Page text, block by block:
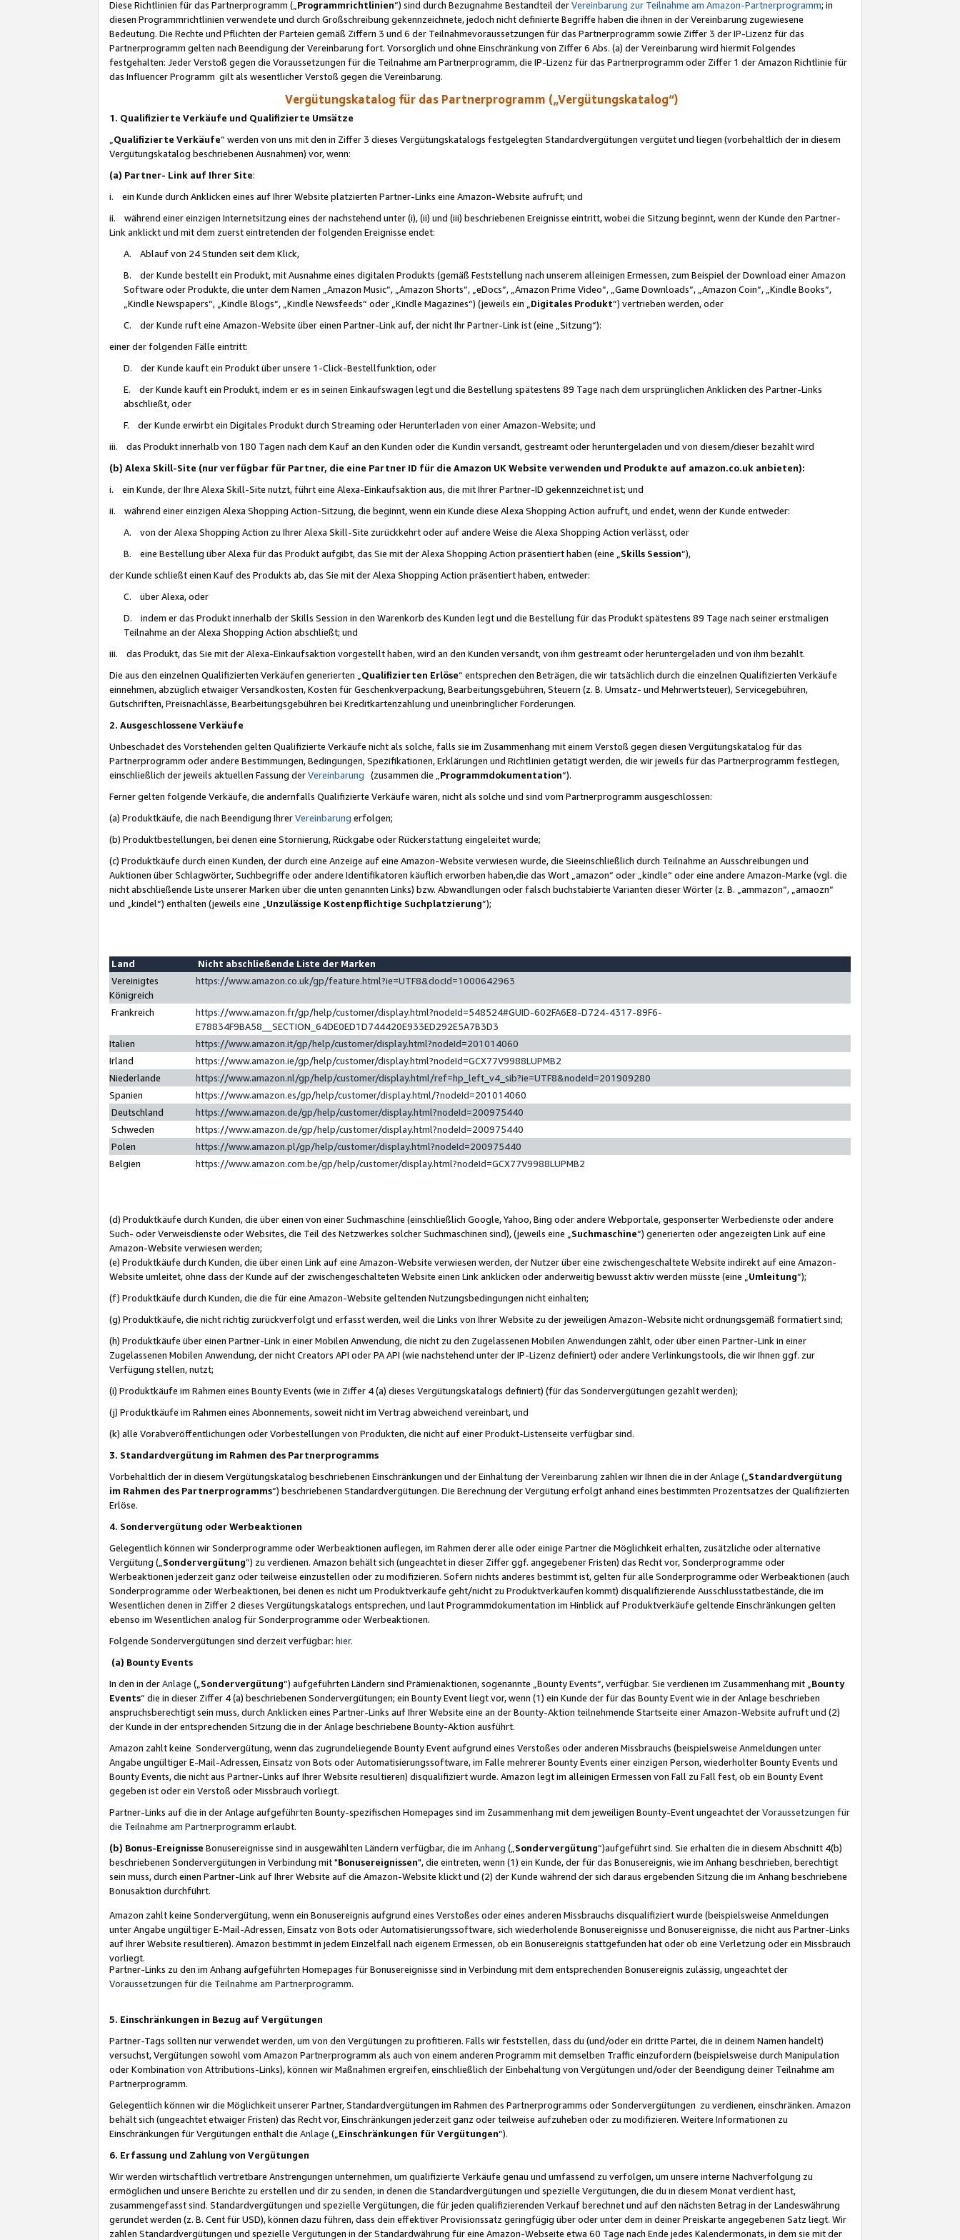
Diese Richtlinien für das Partnerprogramm („Programmrichtlinien“) sind durch Bezugnahme Bestandteil derVereinbarung zur Teilnahme am Amazon-Partnerprogramm; in
diesen Programmrichtlinien verwendete und durch Großschreibung gekennzeichnete, jedoch nicht definierte Begriffe haben die ihnen in der Vereinbarung zugewiesene
Bedeutung. Die Rechte und Pflichten der Parteien gemäß Ziffern 3 und 6 der Teilnahmevoraussetzungen für das Partnerprogramm sowie Ziffer 3 der IP-Lizenz für das
Partnerprogramm gelten nach Beendigung der Vereinbarung fort. Vorsorglich und ohne Einschränkung von Ziffer 6 Abs. (a) der Vereinbarung wird hiermit Folgendes
festgehalten: Jeder Verstoß gegen die Voraussetzungen für die Teilnahme am Partnerprogramm, die IP-Lizenz für das Partnerprogramm oder Ziffer 1 der Amazon Richtlinie für
das Influencer Programm gilt als wesentlicher Verstoß gegen die Vereinbarung.
Vergütungskatalog für das Partnerprogramm („Vergütungskatalog“)
1. Qualifizierte Verkäufe und Qualifizierte Umsätze
Qualifizierte Verkäufe“ werden von uns mit den in Ziffer 3 dieses Vergütungskatalogs festgelegten Standardvergütungen vergütet und liegen (vorbehaltlich der in diesem
Vergütungskatalog beschriebenen Ausnahmen) vor, wenn:
(a) Partner- Link auf Ihrer Site:
i. ein Kunde durch Anklicken eines auf Ihrer Website platzierten Partner-Links eine Amazon-Website aufruft; und
ii. während einer einzigen Internetsitzung eines der nachstehend unter (i), (ii) und (iii) beschriebenen Ereignisse eintritt, wobei die Sitzung beginnt, wenn der Kunde den Partner-
Link anklickt und mit dem zuerst eintretenden der folgenden Ereignisse endet:
A. Ablauf von 24 Stunden seit dem Klick,
B. der Kunde bestellt ein Produkt, mit Ausnahme eines digitalen Produkts (gemäß Feststellung nach unserem alleinigen Ermessen, zum Beispiel der Download einer Amazon
Software oder Produkte, die unter dem Namen „Amazon Music“, „Amazon Shorts“, „eDocs“, „Amazon Prime Video“, „Game Downloads“, „Amazon Coin“, „Kindle Books“,
„Kindle Newspapers“, „Kindle Blogs“, „Kindle Newsfeeds“ oder „Kindle Magazines“) (jeweils ein „ Digitales Produkt“) vertrieben werden, oder
C. der Kunde ruft eine Amazon-Website über einen Partner-Link auf, der nicht Ihr Partner-Link ist (eine „Sitzung“):
einer der folgenden Fälle eintritt:
D. der Kunde kauft ein Produkt über unsere 1-Click-Bestellfunktion, oder
E. der Kunde kauft ein Produkt, indem er es in seinen Einkaufswagen legt und die Bestellung spätestens 89 Tage nach dem ursprünglichen Anklicken des Partner-Links
abschließt, oder
F. der Kunde erwirbt ein Digitales Produkt durch Streaming oder Herunterladen von einer Amazon-Website; und
iii. das Produkt innerhalb von 180 Tagen nach dem Kauf an den Kunden oder die Kundin versandt, gestreamt oder heruntergeladen und von diesem/dieser bezahlt wird
(b) Alexa Skill-Site (nur verfügbar für Partner, die eine Partner ID für die Amazon UK Website verwenden und Produkte auf amazon.co.uk anbieten):
i. ein Kunde, der Ihre Alexa Skill-Site nutzt, führt eine Alexa-Einkaufsaktion aus, die mit Ihrer Partner-ID gekennzeichnet ist; und
ii. während einer einzigen Alexa Shopping Action-Sitzung, die beginnt, wenn ein Kunde diese Alexa Shopping Action aufruft, und endet, wenn der Kunde entweder:
A. von der Alexa Shopping Action zu Ihrer Alexa Skill-Site zurückkehrt oder auf andere Weise die Alexa Shopping Action verlässt, oder
B. eine Bestellung über Alexa für das Produkt aufgibt, das Sie mit der Alexa Shopping Action präsentiert haben (eine „ Skills Session“),
der Kunde schließt einen Kauf des Produkts ab, das Sie mit der Alexa Shopping Action präsentiert haben, entweder:
C. über Alexa, oder
D. indem er das Produkt innerhalb der Skills Session in den Warenkorb des Kunden legt und die Bestellung für das Produkt spätestens 89 Tage nach seiner erstmaligen
Teilnahme an der Alexa Shopping Action abschließt; und
iii. das Produkt, das Sie mit der Alexa-Einkaufsaktion vorgestellt haben, wird an den Kunden versandt, von ihm gestreamt oder heruntergeladen und von ihm bezahlt.
Die aus den einzelnen Qualifizierten Verkäufen generierten „ Qualifizierten Erlöse“ entsprechen den Beträgen, die wir tatsächlich durch die einzelnen Qualifizierten Verkäufe
einnehmen, abzüglich etwaiger Versandkosten, Kosten für Geschenkverpackung, Bearbeitungsgebühren, Steuern (z. B. Umsatz- und Mehrwertsteuer), Servicegebühren,
Gutschriften, Preisnachlässe, Bearbeitungsgebühren bei Kreditkartenzahlung und uneinbringlicher Forderungen.
2. Ausgeschlossene Verkäufe
Unbeschadet des Vorstehenden gelten Qualifizierte Verkäufe nicht als solche, falls sie im Zusammenhang mit einem Verstoß gegen diesen Vergütungskatalog für das
Partnerprogramm oder andere Bestimmungen, Bedingungen, Spezifikationen, Erklärungen und Richtlinien getätigt werden, die wir jeweils für das Partnerprogramm festlegen,
einschließlich der jeweils aktuellen Fassung derVereinbarung (zusammen die „ Programmdokumentation“).
Ferner gelten folgende Verkäufe, die andernfalls Qualifizierte Verkäufe wären, nicht als solche und sind vom Partnerprogramm ausgeschlossen:
(a) Produktkäufe, die nach Beendigung IhrerVereinbarung erfolgen;
(b) Produktbestellungen, bei denen eine Stornierung, Rückgabe oder Rückerstattung eingeleitet wurde;
(c) Produktkäufe durch einen Kunden, der durch eine Anzeige auf eine Amazon-Website verwiesen wurde, die Sieeinschließlich durch Teilnahme an Ausschreibungen und
Auktionen über Schlagwörter, Suchbegriffe oder andere Identifikatoren käuflich erworben haben,die das Wort „amazon“ oder „kindle“ oder eine andere Amazon-Marke (vgl. die
nicht abschließende Liste unserer Marken über die unten genannten Links) bzw. Abwandlungen oder falsch buchstabierte Varianten dieser Wörter (z. B. „ammazon“, „amaozn“
und „kindel“) enthalten (jeweils eine „ Unzulässige Kostenpflichtige Suchplatzierung”);
Land
Nicht abschließende Liste der Marken
Vereinigtes
Königreich
https://www.amazon.co.uk/gp/feature.html?ie=UTF8&docId=1000642963
Frankreich
https://www.amazon.fr/gp/help/customer/display.html?nodeId=548524#GUID-602FA6E8-D724-4317-89F6-
E78834F9BA58__SECTION_64DE0ED1D744420E933ED292E5A7B3D3
Italien
https://www.amazon.it/gp/help/customer/display.html?nodeId=201014060
Irland
https://www.amazon.ie/gp/help/customer/display.html?nodeId=GCX77V9988LUPMB2
Niederlande
https://www.amazon.nl/gp/help/customer/display.html/ref=hp_left_v4_sib?ie=UTF8&nodeId=201909280
Spanien
https://www.amazon.es/gp/help/customer/display.html/?nodeId=201014060
Deutschland
https://www.amazon.de/gp/help/customer/display.html?nodeId=200975440
Schweden
https://www.amazon.de/gp/help/customer/display.html?nodeId=200975440
Polen
https://www.amazon.pl/gp/help/customer/display.html?nodeId=200975440
Belgien
https://www.amazon.com.be/gp/help/customer/display.html?nodeId=GCX77V9988LUPMB2
(d) Produktkäufe durch Kunden, die über einen von einer Suchmaschine (einschließlich Google, Yahoo, Bing oder andere Webportale, gesponserter Werbedienste oder andere
Such- oder Verweisdienste oder Websites, die Teil des Netzwerkes solcher Suchmaschinen sind), (jeweils eine „ Suchmaschine“) generierten oder angezeigten Link auf eine
Amazon-Website verwiesen werden;
(e) Produktkäufe durch Kunden, die über einen Link auf eine Amazon-Website verwiesen werden, der Nutzer über eine zwischengeschaltete Website indirekt auf eine Amazon-
Website umleitet, ohne dass der Kunde auf der zwischengeschalteten Website einen Link anklicken oder anderweitig bewusst aktiv werden müsste (eine „ Umleitung“);
(f) Produktkäufe durch Kunden, die die für eine Amazon-Website geltenden Nutzungsbedingungen nicht einhalten;
(g) Produktkäufe, die nicht richtig zurückverfolgt und erfasst werden, weil die Links von Ihrer Website zu der jeweiligen Amazon-Website nicht ordnungsgemäß formatiert sind;
(h) Produktkäufe über einen Partner-Link in einer Mobilen Anwendung, die nicht zu den Zugelassenen Mobilen Anwendungen zählt, oder über einen Partner-Link in einer
Zugelassenen Mobilen Anwendung, der nicht Creators API oder PA API (wie nachstehend unter der IP-Lizenz definiert) oder andere Verlinkungstools, die wir Ihnen ggf. zur
Verfügung stellen, nutzt;
(i) Produktkäufe im Rahmen eines Bounty Events (wie in Ziffer 4 (a) dieses Vergütungskatalogs definiert) (für das Sondervergütungen gezahlt werden);
(j) Produktkäufe im Rahmen eines Abonnements, soweit nicht im Vertrag abweichend vereinbart, und
(k) alle Vorabveröffentlichungen oder Vorbestellungen von Produkten, die nicht auf einer Produkt-Listenseite verfügbar sind.
3. Standardvergütung im Rahmen des Partnerprogramms
Vorbehaltlich der in diesem Vergütungskatalog beschriebenen Einschränkungen und der Einhaltung derVereinbarung zahlen wir Ihnen die in derAnlage („ Standardvergütung
im Rahmen des Partnerprogramms“) beschriebenen Standardvergütungen. Die Berechnung der Vergütung erfolgt anhand eines bestimmten Prozentsatzes der Qualifizierten
Erlöse.
4. Sondervergütung oder Werbeaktionen
Gelegentlich können wir Sonderprogramme oder Werbeaktionen auflegen, im Rahmen derer alle oder einige Partner die Möglichkeit erhalten, zusätzliche oder alternative
Vergütung („ Sondervergütung”) zu verdienen. Amazon behält sich (ungeachtet in dieser Ziffer ggf. angegebener Fristen) das Recht vor, Sonderprogramme oder
Werbeaktionen jederzeit ganz oder teilweise einzustellen oder zu modifizieren. Sofern nichts anderes bestimmt ist, gelten für alle Sonderprogramme oder Werbeaktionen (auch
Sonderprogramme oder Werbeaktionen, bei denen es nicht um Produktverkäufe geht/nicht zu Produktverkäufen kommt) disqualifizierende Ausschlusstatbestände, die im
Wesentlichen denen in Ziffer 2 dieses Vergütungskatalogs entsprechen, und laut Programmdokumentation im Hinblick auf Produktverkäufe geltende Einschränkungen gelten
ebenso im Wesentlichen analog für Sonderprogramme oder Werbeaktionen.
Folgende Sondervergütungen sind derzeit verfügbar: hier.
(a) Bounty Events
In den in derAnlage („ Sondervergütung“) aufgeführten Ländern sind Prämienaktionen, sogenannte „Bounty Events“, verfügbar. Sie verdienen im Zusammenhang mit „ Bounty
Events“ die in dieser Ziffer 4 (a) beschriebenen Sondervergütungen; ein Bounty Event liegt vor, wenn (1) ein Kunde der für das Bounty Event wie in der Anlage beschrieben
anspruchsberechtigt sein muss, durch Anklicken eines Partner-Links auf Ihrer Website eine an der Bounty-Aktion teilnehmende Startseite einer Amazon-Website aufruft und (2)
der Kunde in der entsprechenden Sitzung die in der Anlage beschriebene Bounty-Aktion ausführt.
Amazon zahlt keine Sondervergütung, wenn das zugrundeliegende Bounty Event aufgrund eines Verstoßes oder anderen Missbrauchs (beispielsweise Anmeldungen unter
Angabe ungültiger E-Mail-Adressen, Einsatz von Bots oder Automatisierungssoftware, im Falle mehrerer Bounty Events einer einzigen Person, wiederholter Bounty Events und
Bounty Events, die nicht aus Partner-Links auf Ihrer Website resultieren) disqualifiziert wurde. Amazon legt im alleinigen Ermessen von Fall zu Fall fest, ob ein Bounty Event
gegeben ist oder ein Verstoß oder Missbrauch vorliegt.
Partner-Links auf die in der Anlage aufgeführten Bounty-spezifischen Homepages sind im Zusammenhang mit dem jeweiligen Bounty-Event ungeachtet derVoraussetzungen für
die Teilnahme am Partnerprogramm erlaubt.
(b) Bonus-Ereignisse Bonusereignisse sind in ausgewählten Ländern verfügbar, die im Anhang („ Sondervergütung“)aufgeführt sind. Sie erhalten die in diesem Abschnitt 4(b)
beschriebenen Sondervergütungen in Verbindung mit "Bonusereignissen", die eintreten, wenn (1) ein Kunde, der für das Bonusereignis, wie im Anhang beschrieben, berechtigt
sein muss, durch einen Partner-Link auf Ihrer Website auf die Amazon-Website klickt und (2) der Kunde während der sich daraus ergebenden Sitzung die im Anhang beschriebene
Bonusaktion durchführt.
Amazon zahlt keine Sondervergütung, wenn ein Bonusereignis aufgrund eines Verstoßes oder eines anderen Missbrauchs disqualifiziert wurde (beispielsweise Anmeldungen
unter Angabe ungültiger E-Mail-Adressen, Einsatz von Bots oder Automatisierungssoftware, sich wiederholende Bonusereignisse und Bonusereignisse, die nicht aus Partner-Links
auf Ihrer Website resultieren). Amazon bestimmt in jedem Einzelfall nach eigenem Ermessen, ob ein Bonusereignis stattgefunden hat oder ob eine Verletzung oder ein Missbrauch
vorliegt.
Partner-Links zu den im Anhang aufgeführten Homepages für Bonusereignisse sind in Verbindung mit dem entsprechenden Bonusereignis zulässig, ungeachtet der
Voraussetzungen für die Teilnahme am Partnerprogramm.
5. Einschränkungen in Bezug auf Vergütungen
Partner-Tags sollten nur verwendet werden, um von den Vergütungen zu profitieren. Falls wir feststellen, dass du (und/oder ein dritte Partei, die in deinem Namen handelt)
versuchst, Vergütungen sowohl vom Amazon Partnerprogramm als auch von einem anderen Programm mit demselben Traffic einzufordern (beispielsweise durch Manipulation
oder Kombination von Attributions-Links), können wir Maßnahmen ergreifen, einschließlich der Einbehaltung von Vergütungen und/oder der Beendigung deiner Teilnahme am
Partnerprogramm.
Gelegentlich können wir die Möglichkeit unserer Partner, Standardvergütungen im Rahmen des Partnerprogramms oder Sondervergütungen zu verdienen, einschränken. Amazon
behält sich (ungeachtet etwaiger Fristen) das Recht vor, Einschränkungen jederzeit ganz oder teilweise aufzuheben oder zu modifizieren. Weitere Informationen zu
Einschränkungen für Vergütungen enthält die Anlage („ Einschränkungen für Vergütungen“).
6. Erfassung und Zahlung von Vergütungen
Wir werden wirtschaftlich vertretbare Anstrengungen unternehmen, um qualifizierte Verkäufe genau und umfassend zu verfolgen, um unsere interne Nachverfolgung zu
ermöglichen und unsere Berichte zu erstellen und dir zu senden, in denen die Standardvergütungen und spezielle Vergütungen, die du in diesem Monat verdient hast,
zusammengefasst sind. Standardvergütungen und spezielle Vergütungen, die für jeden qualifizierenden Verkauf berechnet und auf den nächsten Betrag in der Landeswährung
gerundet werden (z. B. Cent für USD), können dazu führen, dass dein effektiver Provisionssatz geringfügig über oder unter dem in deiner Preiskarte angegebenen Satz liegt. Wir
zahlen Standardvergütungen und spezielle Vergütungen in der Standardwährung für eine Amazon-Webseite etwa 60 Tage nach Ende jedes Kalendermonats, in dem sie mit der